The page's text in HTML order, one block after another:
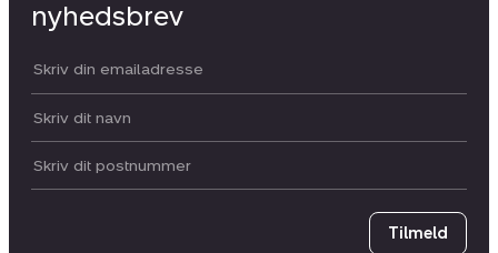
nyhedsbrev
Din email:
Dit navn:
Postnummer
Tilmeld